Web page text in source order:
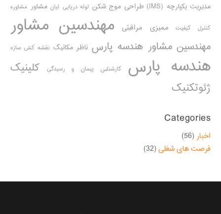
مدیریت یکپارچه (IMS)
طراحی موج شکن لوله دریایی لیان مشاور مشاوره
کنترل کیفیت ممیزی مراقبتی مهندسین مشاور
مهندسین مشاور هندسه پارس ناظر مکانیک نقشه کش سازه
هندسه پارس کارشناس پیمان و رسیدگی
کلینیک
ژئوتکنیک
Categories
اخبار (56)
فرصت های شغلی (32)